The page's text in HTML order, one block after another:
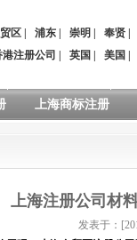
区 浦东 崇明 奉贤
港注册公司 英国 美国
上海商标注册
上海注册公司材
发表于：